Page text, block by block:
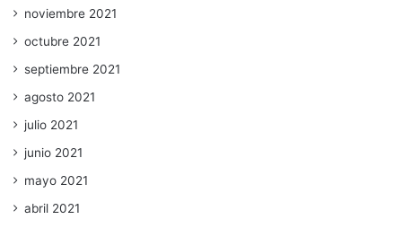
noviembre 2021
octubre 2021
septiembre 2021
agosto 2021
julio 2021
junio 2021
mayo 2021
abril 2021